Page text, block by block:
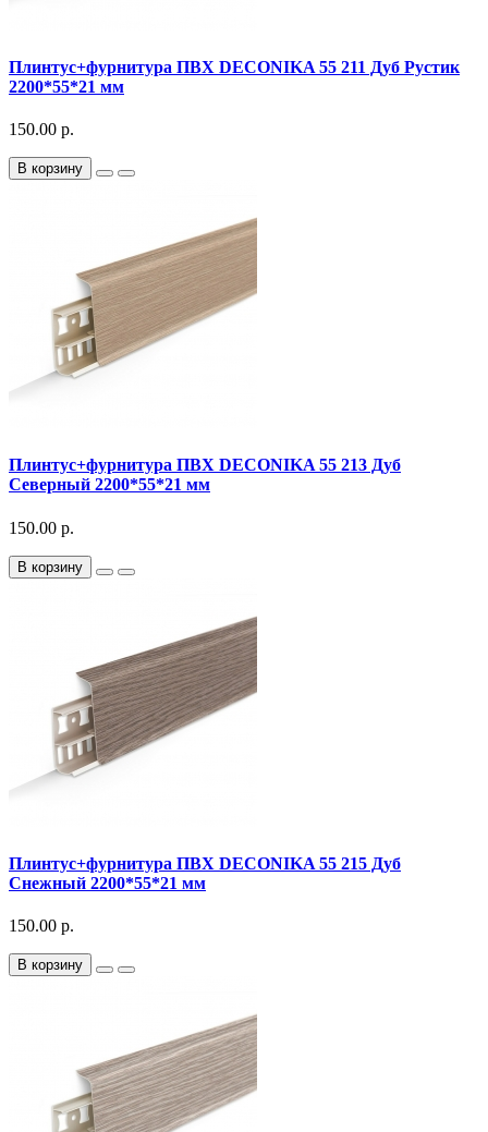
Плинтус+фурнитура ПВХ DECONIKA 55 211 Дуб Рустик
2200*55*21 мм
150.00 р.
В корзину
Плинтус+фурнитура ПВХ DECONIKA 55 213 Дуб
Северный 2200*55*21 мм
150.00 р.
В корзину
Плинтус+фурнитура ПВХ DECONIKA 55 215 Дуб
Снежный 2200*55*21 мм
150.00 р.
В корзину